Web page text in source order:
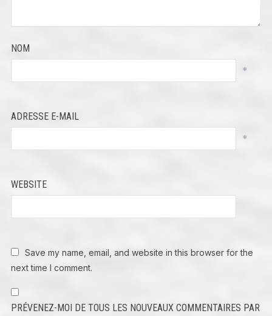
NOM
*
ADRESSE E-MAIL
*
WEBSITE
Save my name, email, and website in this browser for the
next time I comment.
PRÉVENEZ-MOI DE TOUS LES NOUVEAUX COMMENTAIRES PAR